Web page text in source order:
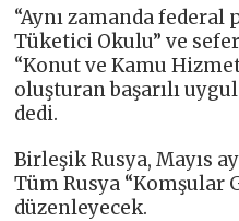
“Aynı zamanda
Tüketici Okulu” ve
“Konut ve Kamu
oluşturan başarılı
dedi.
Birleşik Rusya, Mayıs
Tüm Rusya “Komşular
düzenleyecek.